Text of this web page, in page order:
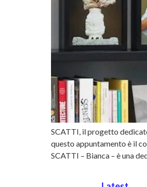
SCATTI, il progetto
questo appuntamento è il
SCATTI – Bianca – è una